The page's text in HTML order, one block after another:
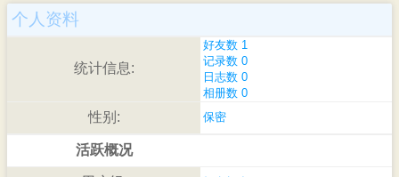
个人资料
统计信息:
好友数 1
记录数 0
日志数 0
相册数 0
性别: 保密
活跃概况